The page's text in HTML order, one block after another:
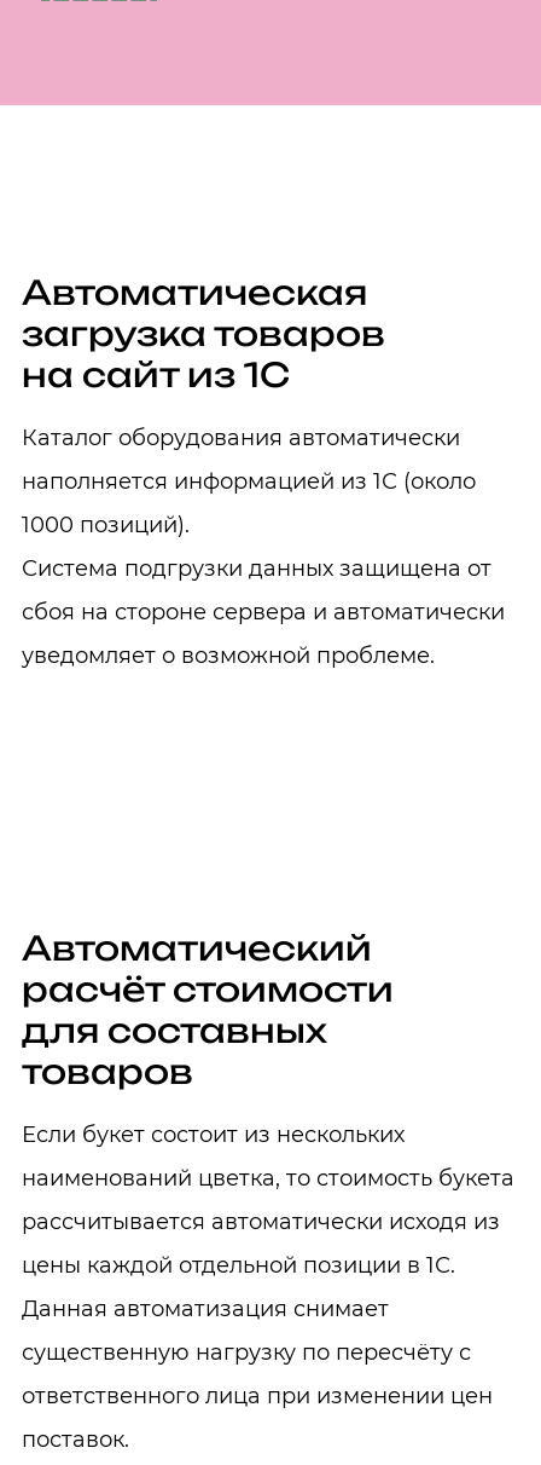
Автоматическая
загрузка товаров
на сайт из 1С
Каталог оборудования автоматически
наполняется информацией из 1С (около
1000 позиций).
Система подгрузки данных защищена от
сбоя на стороне сервера и автоматически
уведомляет о возможной проблеме.
Автоматический
расчёт стоимости
для составных
товаров
Если букет состоит из нескольких
наименований цветка, то стоимость букета
рассчитывается автоматически исходя из
цены каждой отдельной позиции в 1С.
Данная автоматизация снимает
существенную нагрузку по пересчёту с
ответственного лица при изменении цен
поставок.